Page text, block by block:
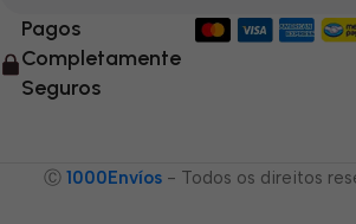
Pagos
Completamente
Seguros
Ⓒ 1000Envíos - Todos os direitos